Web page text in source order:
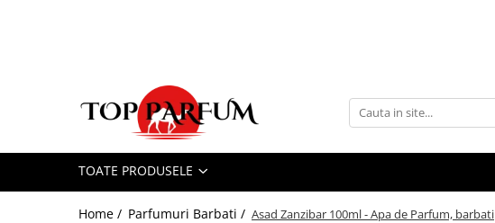
Seturi Parfumuri
Pachete BARBATITOATE PRODUSELE
Home / Parfumuri Barbati / Asad Zanzibar 100ml - Apa de Parfum, barbati